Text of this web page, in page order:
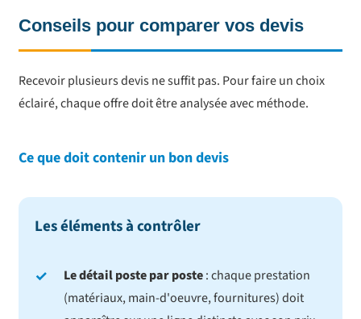
Conseils pour comparer vos devis
Recevoir plusieurs devis ne suffit pas. Pour faire un choix
éclairé, chaque offre doit être analysée avec méthode.
Ce que doit contenir un bon devis
Les éléments à contrôler
Le détail poste par poste: chaque prestation
(matériaux, main-d'oeuvre, fournitures) doit